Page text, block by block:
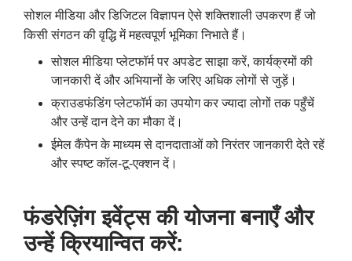
सोशल मीडिया और डिजिटल विज्ञापन ऐसे शक्तिशाली उपकरण हैं जो
किसी संगठन की वृद्धि में महत्वपूर्ण भूमिका निभाते हैं।
सोशल मीडिया प्लेटफॉर्म पर अपडेट साझा करें,कार्यक्रमों की
जानकारी दें और अभियानों के जरिए अधिक लोगों से जुड़ें।
क्राउडफंडिंग प्लेटफॉर्म का उपयोग कर ज्यादा लोगों तक पहुँचें
और उन्हें दान देने का मौका दें।
ईमेल कैंपेन के माध्यम से दानदाताओं को निरंतर जानकारी देते रहें
और स्पष्ट कॉल-टू-एक्शन दें।
फंडरेज़िंग इवेंट्स की योजना बनाएँ और
उन्हें क्रियान्वित करें: